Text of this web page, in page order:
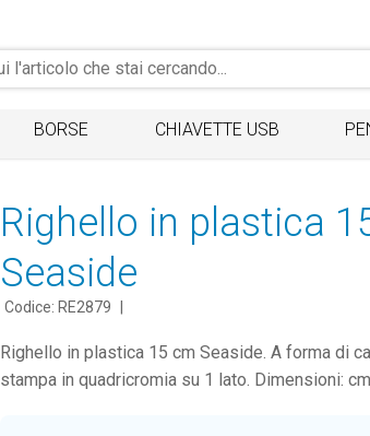
BORSE CHIAVETTE USB
Righello in plastica
Seaside
Codice: RE2879
Righello in plastica 15 cm Seaside. A forma di
stampa in quadricromia su 1 lato. Dimensioni: